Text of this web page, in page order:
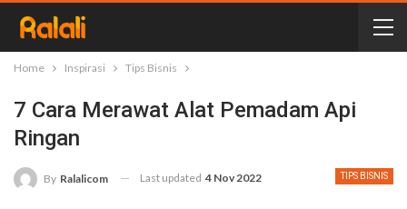
Home Inspirasi Tips Bisnis
7 Cara Merawat Alat Pemadam Api
Ringan
TIPS BISNIS
By Ralalicom Last updated 4 Nov 2022